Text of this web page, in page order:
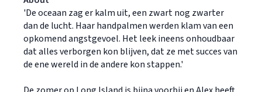
'De oceaan zag er kalm uit, een zwart nog zwarter
dan de lucht. Haar handpalmen werden klam van een
opkomend angstgevoel. Het leek ineens onhoudbaar
dat alles verborgen kon blijven, dat ze met succes van
de ene wereld in de andere kon stappen.'